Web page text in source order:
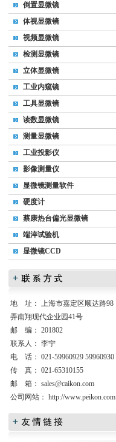
倒置显微镜
体视显微镜
视频显微镜
检测显微镜
立体显微镜
工业内窥镜
工具显微镜
读数显微镜
测量显微镜
工业投影仪
影像测量仪
显微镜测量软件
硬度计
蔡康热台偏光显微镜
端淬试验机
显微镜CCD
地 址： 上海市嘉定区顺达路98
弄南翔现代企业园41号
邮 编： 201802
联系人： 李宁
电 话： 021-59960929 59960930
传 真： 021-65310155
邮 箱： sales@caikon.com
公司网站： http://www.peikon.com